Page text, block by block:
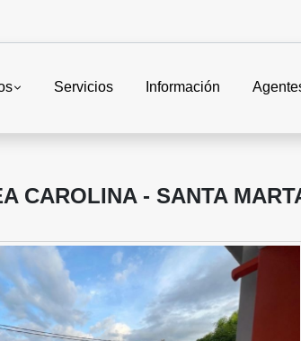
Servicios Información
CAROLINA - SANTA